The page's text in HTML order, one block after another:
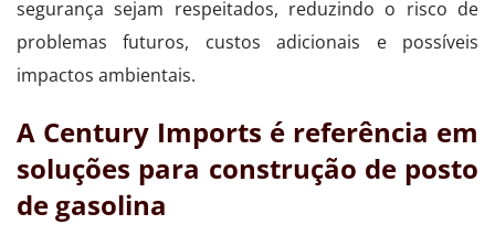
segurança sejam respeitados, reduzindo o risco de
problemas futuros, custos adicionais e possíveis
impactos ambientais.
A Century Imports é referência em
soluções para construção de posto
de gasolina